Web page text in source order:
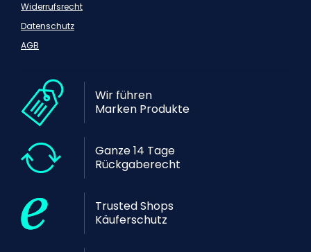
Widerrufsrecht
Datenschutz
AGB
Wir führen
Marken Produkte
Ganze 14 Tage
Rückgaberecht
Trusted Shops
Käuferschutz